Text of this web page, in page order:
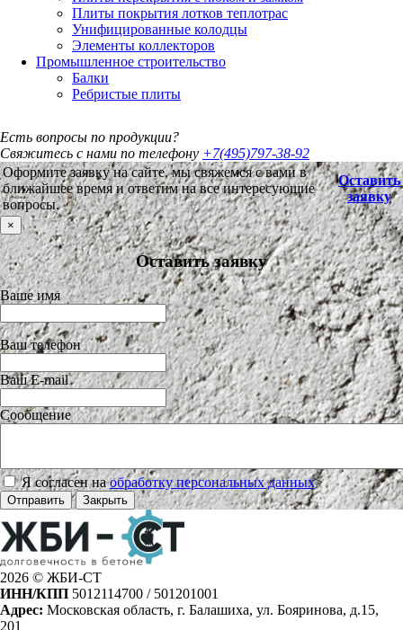
Плиты покрытия лотков теплотрас
Унифицированные колодцы
Элементы коллекторов
Промышленное строительство
Балки
Ребристые плиты
Есть вопросы по продукции?
Свяжитесь с нами по телефону +7(495)797-38-92
Оформите заявку на сайте, мы свяжемся с вами в
ближайшее время и ответим на все интересующие
вопросы.
Оставить
заявку
×
Оставить заявку
Ваше имя
Ваш телефон
Ваш E-mail
Сообщение
Я согласен наобработку персональных данных>
Отправить Закрыть
2026 © ЖБИ-СТ
ИНН/КПП 5012114700 / 501201001
Адрес: Московская область, г. Балашиха, ул. Бояринова, д.15,
201